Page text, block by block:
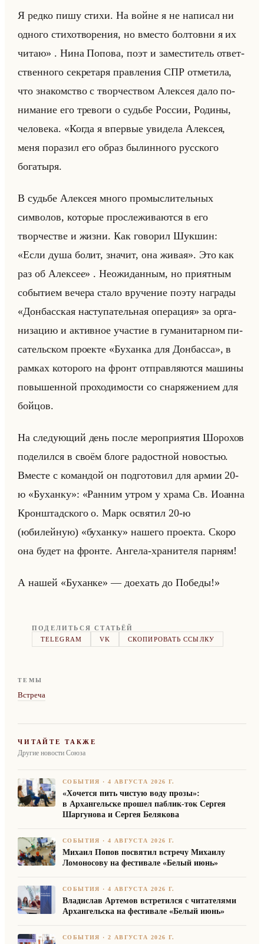
Я редко пишу стихи. На войне я не написал ни
одного стихотворения, но вместо болтовни я их
читаю» . Нина По­по­ва, поэт и за­ме­сти­тель от­вет­
ствен­но­го сек­ре­та­ря прав­ле­ния СПР от­ме­ти­ла,
что зна­ком­ство с твор­че­ством Алек­сея дало по­
ни­ма­ние его тре­во­ги о судьбе Рос­сии, Ро­ди­ны,
че­ло­ве­ка. «Когда я впервые увидела Алексея,
меня поразил его образ былинного русского
богатыря.
В судьбе Алексея много промыслительных
символов, которые прослеживаются в его
творчестве и жизни. Как говорил Шукшин:
«Если душа болит, значит, она живая». Это как
раз об Алек­сее» . Неожи­дан­ным, но при­ят­ным
со­бы­ти­ем ве­че­ра стало вру­че­ние поэту на­гра­ды
«Донбасская наступательная операция» за ор­га­
ни­за­цию и ак­тив­ное уча­стие в гу­ма­ни­тар­ном пи­
са­тельском про­ек­те «Буханка для Донбасса», в
рам­ках ко­то­ро­го на фронт от­прав­ля­ют­ся ма­ши­ны
по­вы­шен­ной про­хо­ди­мо­сти со сна­ря­же­ни­ем для
бойцов.
На сле­ду­ющий день после ме­ро­при­ятия Шо­ро­хов
по­де­лил­ся в своём блоге ра­дост­ной но­во­стью.
Вме­сте с ко­ман­дой он под­го­то­вил для армии 20-
ю «Буханку»: «Ранним утром у храма Св. Иоанна
Кронштадского о. Марк освятил 20-ю
(юбилейную) «буханку» на­ше­го про­ек­та. Скоро
она будет на фрон­те. Ан­ге­ла-хра­ни­те­ля пар­ням!
А нашей «Буханке» — до­ехать до По­бе­ды!»
ПОДЕЛИТЬСЯ СТАТЬЁЙ
TELEGRAM
VK СКОПИРОВАТЬ ССЫЛКУ
ТЕМЫ
Встреча
ЧИТАЙТЕ ТАКЖЕ
Другие новости Союза
СОБЫТИЯ ·4 АВГУСТА 2026 Г.
«Хочется пить чистую воду прозы»:
в Архангельске прошел паблик-ток Сергея
Шаргунова и Сергея Белякова
СОБЫТИЯ ·4 АВГУСТА 2026 Г.
Михаил Попов посвятил встречу Михаилу
Ломоносову на фестивале «Белый июнь»
СОБЫТИЯ ·4 АВГУСТА 2026 Г.
Владислав Артемов встретился с читателями
Архангельска на фестивале «Белый июнь»
СОБЫТИЯ ·2 АВГУСТА 2026 Г.